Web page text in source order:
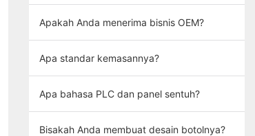
Apakah Anda menerima bisnis OEM?
Apa standar kemasannya?
Apa bahasa PLC dan panel sentuh?
Bisakah Anda membuat desain botolnya?